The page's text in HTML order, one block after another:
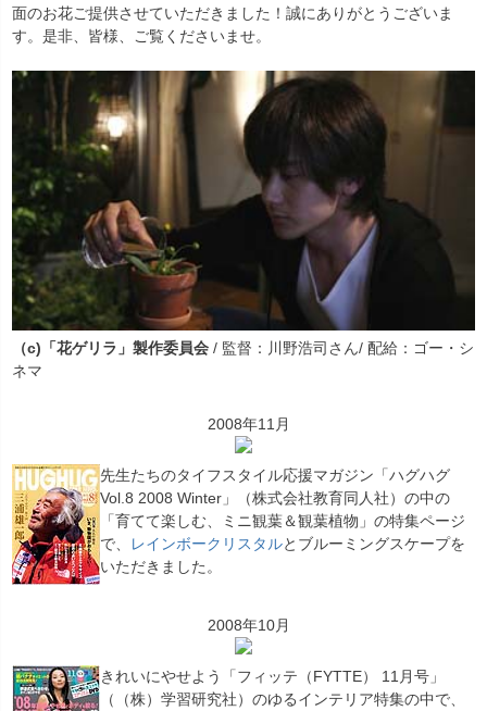
面のお花ご提供させていただきました！誠にありがとうございま
す。是非、皆様、ご覧くださいませ。
（c)「花ゲリラ」製作委員会 / 監督：川野浩司さん/ 配給：ゴー・シ
ネマ
2008年11月
先生たちのタイフスタイル応援マガジン「ハグハグ
Vol.8 2008 Winter」（株式会社教育同人社）の中の
「育てて楽しむ、ミニ観葉＆観葉植物」の特集ページ
で、
レインボークリスタルとブルーミングスケープを
いただきました。
2008年10月
きれいにやせよう「フィッテ（FYTTE） 11月号」
（（株）学習研究社）のゆるインテリア特集の中で、